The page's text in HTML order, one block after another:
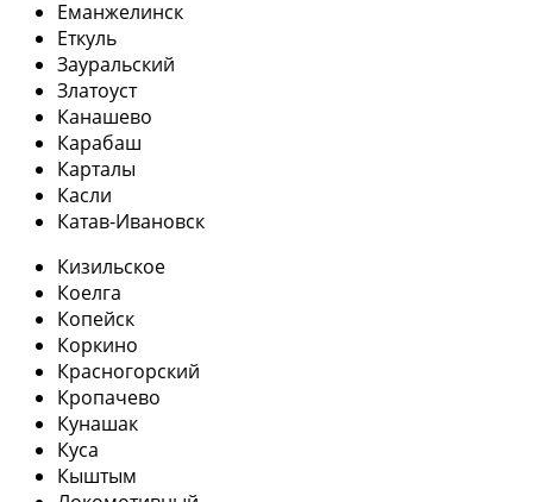
Еманжелинск
Еткуль
Зауральский
Златоуст
Канашево
Карабаш
Карталы
Касли
Катав-Ивановск
Кизильское
Коелга
Копейск
Коркино
Красногорский
Кропачево
Кунашак
Куса
Кыштым